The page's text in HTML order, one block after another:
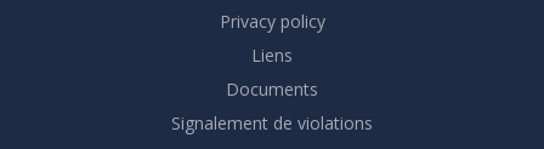
Privacy policy
Liens
Documents
Signalement de violations